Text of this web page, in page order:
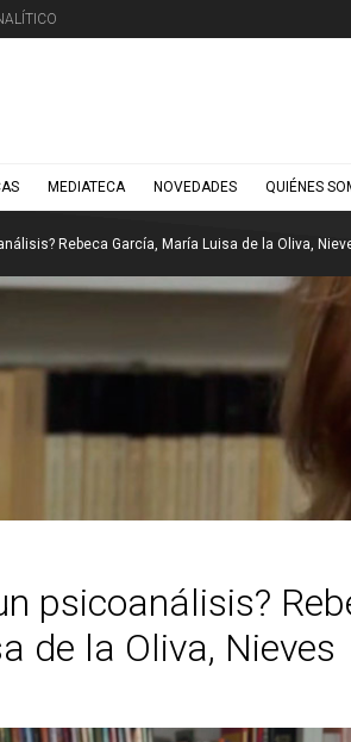
MEDIATECA NOVEDADES QUIÉNES
Rebeca García, María Luisa de la Oliva,
psicoanálisis?
de la Oliva, Nieves